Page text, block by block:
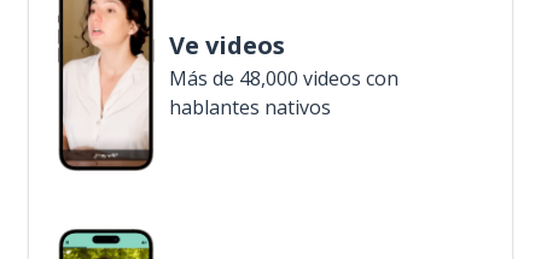
Ve videos
Más de 48,000 videos con
hablantes nativos